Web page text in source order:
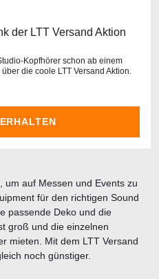
der LTT Versand Aktion
Kopfhörer schon ab einem
die coole LTT Versand Aktion.
um auf Messen und Events zu
für den richtigen Sound
passende Deko und die
groß und die einzelnen
mieten. Mit dem LTT Versand
noch günstiger.